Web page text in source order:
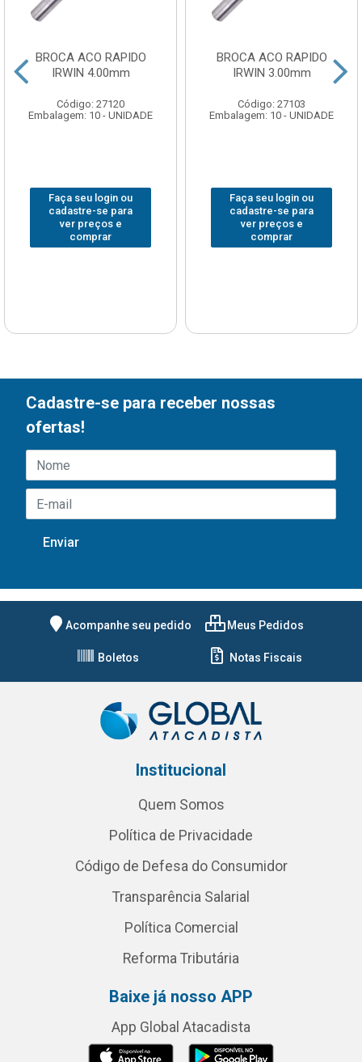
BROCA ACO RAPIDO
IRWIN 4.00mm
Código: 27120
Embalagem: 10 - UNIDADE
Faça seu login ou
cadastre-se para
ver preços e
comprar
BROCA ACO RAPIDO
IRWIN 3.00mm
Código: 27103
Embalagem: 10 - UNIDADE
Faça seu login ou
cadastre-se para
ver preços e
comprar
Cadastre-se para receber nossas
ofertas!
Acompanhe seu pedido Meus Pedidos
Boletos Notas Fiscais
Institucional
Quem Somos
Política de Privacidade
Código de Defesa do Consumidor
Transparência Salarial
Política Comercial
Reforma Tributária
Baixe já nosso APP
App Global Atacadista